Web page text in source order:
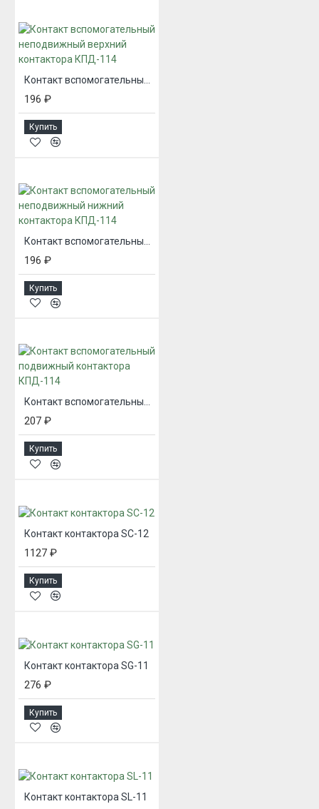
196 ₽
Купить
196 ₽
Купить
Контакт вспомогательный подвижный контактора КПД-114
207 ₽
Купить
Контакт контактора SC-12
1127 ₽
Купить
Контакт контактора SG-11
276 ₽
Купить
Контакт контактора SL-11